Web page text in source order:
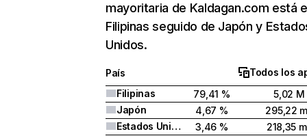
mayoritaria de Kaldagan.com está
Filipinas seguido de Japón y
Unidos.
País
Todos los
Filipinas
79,41 %
5,02 M
Japón
4,67 %
295,22
Estados Unidos
3,46 %
218,35